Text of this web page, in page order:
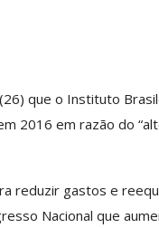
que o Instituto
2016 em razão do
reduzir gastos e
Nacional que
Participa